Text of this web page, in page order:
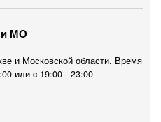
и МО
и Московской области. Время
или c 19:00 - 23:00